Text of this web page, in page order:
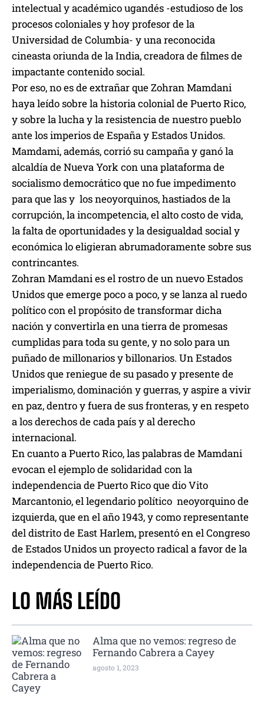
intelectual y académico ugandés -estudioso de los
procesos coloniales y hoy profesor de la
Universidad de Columbia- y una reconocida
cineasta oriunda de la India, creadora de filmes de
impactante contenido social.
Por eso, no es de extrañar que Zohran Mamdani
haya leído sobre la historia colonial de Puerto Rico,
y sobre la lucha y la resistencia de nuestro pueblo
ante los imperios de España y Estados Unidos.
Mamdami, además, corrió su campaña y ganó la
alcaldía de Nueva York con una plataforma de
socialismo democrático que no fue impedimento
para que las y los neoyorquinos, hastiados de la
corrupción, la incompetencia, el alto costo de vida,
la falta de oportunidades y la desigualdad social y
económica lo eligieran abrumadoramente sobre sus
contrincantes.
Zohran Mamdani es el rostro de un nuevo Estados
Unidos que emerge poco a poco, y se lanza al ruedo
político con el propósito de transformar dicha
nación y convertirla en una tierra de promesas
cumplidas para toda su gente, y no solo para un
puñado de millonarios y billonarios. Un Estados
Unidos que reniegue de su pasado y presente de
imperialismo, dominación y guerras, y aspire a vivir
en paz, dentro y fuera de sus fronteras, y en respeto
a los derechos de cada país y al derecho
internacional.
En cuanto a Puerto Rico, las palabras de Mamdani
evocan el ejemplo de solidaridad con la
independencia de Puerto Rico que dio Vito
Marcantonio, el legendario político neoyorquino de
izquierda, que en el año 1943, y como representante
del distrito de East Harlem, presentó en el Congreso
de Estados Unidos un proyecto radical a favor de la
independencia de Puerto Rico.
LO MÁS LEÍDO
Alma que no vemos: regreso de
Fernando Cabrera a Cayey
agosto 1, 2023